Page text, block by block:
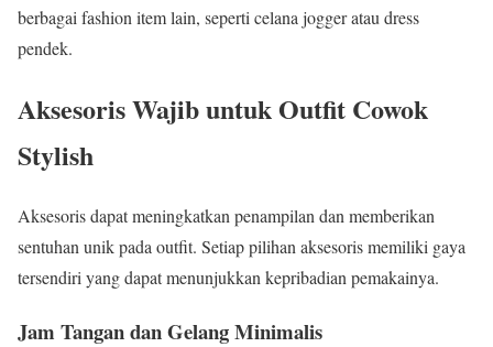
berbagai fashion item lain, seperti celana jogger atau dress
pendek.
Aksesoris Wajib untuk Outfit Cowok
Stylish
Aksesoris dapat meningkatkan penampilan dan memberikan
sentuhan unik pada outfit. Setiap pilihan aksesoris memiliki gaya
tersendiri yang dapat menunjukkan kepribadian pemakainya.
Jam Tangan dan Gelang Minimalis